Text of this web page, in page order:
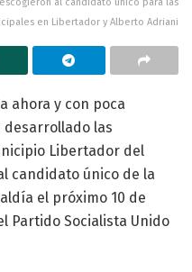
en Libertador y Alberto Adriani
ahora y con poca
desarrollado las
Libertador del
candidato único de la
el próximo 10 de
Partido Socialista Unido